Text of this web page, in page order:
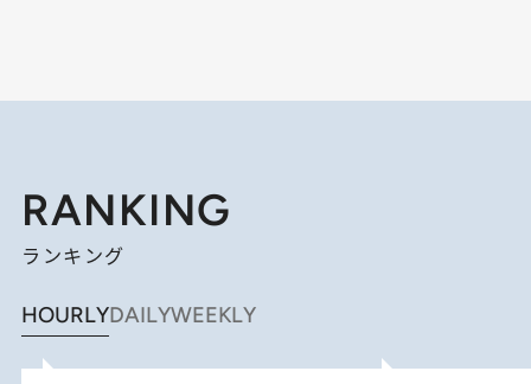
RANKING
ランキング
HOURLYDAILYWEEKLY